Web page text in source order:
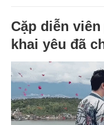
Cặp diễn
khai yêu đã